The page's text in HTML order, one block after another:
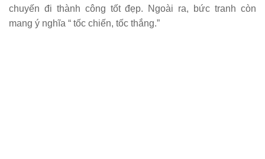
chuyến đi thành công tốt đẹp. Ngoài ra, bức tranh còn
mang ý nghĩa “ tốc chiến, tốc thắng.”